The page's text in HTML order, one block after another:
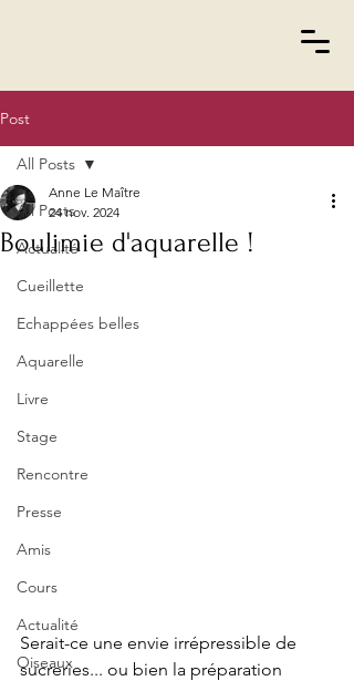
Post
All Posts
Actualité
Cueillette
Echappées belles
Aquarelle
Livre
Stage
Rencontre
Presse
Amis
Cours
Actualité
Oiseaux
All Posts
Boulimie d'aquarelle !
Anne Le Maître
24 nov. 2024
Serait-ce une envie irrépressible de
sucreries... ou bien la préparation